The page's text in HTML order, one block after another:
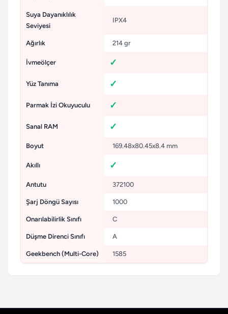
Suya Dayanıklılık
Seviyesi
IPX4
Ağırlık 214 gr
İvmeölçer
Yüz Tanıma
Parmak İzi Okuyuculu
Sanal RAM
Boyut 169.48x80.45x8.4 mm
Akıllı
Antutu 372100
Şarj Döngü Sayısı 1000
Onarılabilirlik Sınıfı C
Düşme Direnci Sınıfı A
Geekbench (Multi-Core) 1585